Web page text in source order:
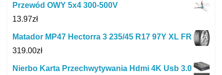
Przewód OWY 5x4 300-500V
13.97zł
Matador MP47 Hectorra 3 235/45 R17 97Y XL FR
319.00zł
Nierbo Karta Przechwytywania Hdmi 4K Usb 3.0